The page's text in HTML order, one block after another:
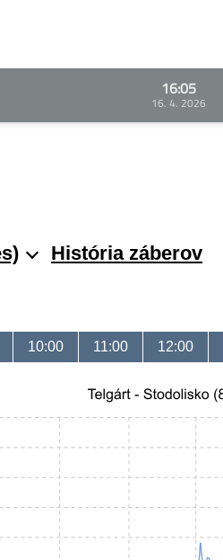
16:05
16. 4. 2026
História záberov
10:00 11:00 12:00